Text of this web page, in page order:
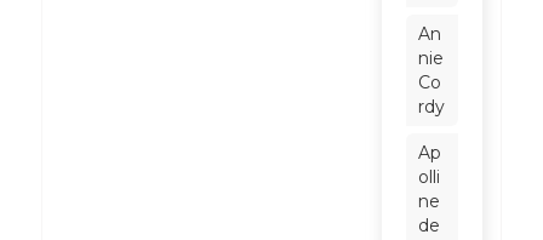
An
nie
Co
rdy
Ap
olli
ne
de